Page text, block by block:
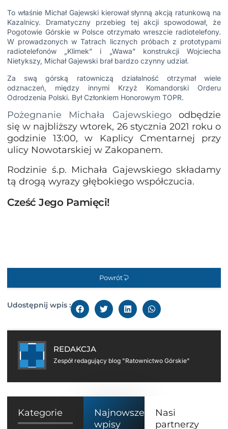
To właśnie Michał Gajewski kierował słynną akcją ratunkową na
Kazalnicy. Dramatyczny przebieg tej akcji spowodował, że
Pogotowie Górskie w Polsce otrzymało wreszcie radiotelefony.
W prowadzonych w Tatrach licznych próbach z prototypami
radiotelefonów „Klimek” i „Wawa” konstrukcji Wojciecha
Nietykszy, Michał Gajewski brał bardzo czynny udział.
Za swą górską ratowniczą działalność otrzymał wiele
odznaczeń, między innymi Krzyż Komandorski Orderu
Odrodzenia Polski. Był Członkiem Honorowym TOPR.
Pożegnanie Michała Gajewskiego odbędzie
się w najbliższy wtorek, 26 stycznia 2021 roku o
godzinie 13:00, w Kaplicy Cmentarnej przy
ulicy Nowotarskiej w Zakopanem.
Rodzinie ś.p. Michała Gajewskiego składamy
tą drogą wyrazy głębokiego współczucia.
Cześć Jego Pamięci!
Powrót
Udostępnij wpis :
REDAKCJA
Zespół redagujący blog "Ratownictwo Górskie"
Kategorie
Najnowsze
wpisy
Nasi
partnerzy